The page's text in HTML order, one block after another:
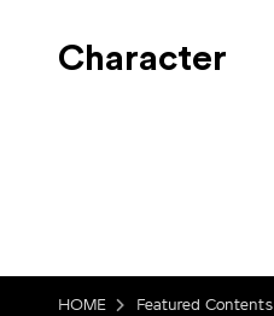
Character
HOME Featured Contents